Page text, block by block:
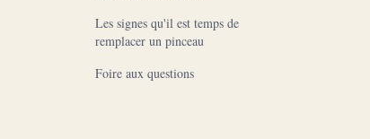
Les signes qu'il est temps de
remplacer un pinceau
Foire aux questions